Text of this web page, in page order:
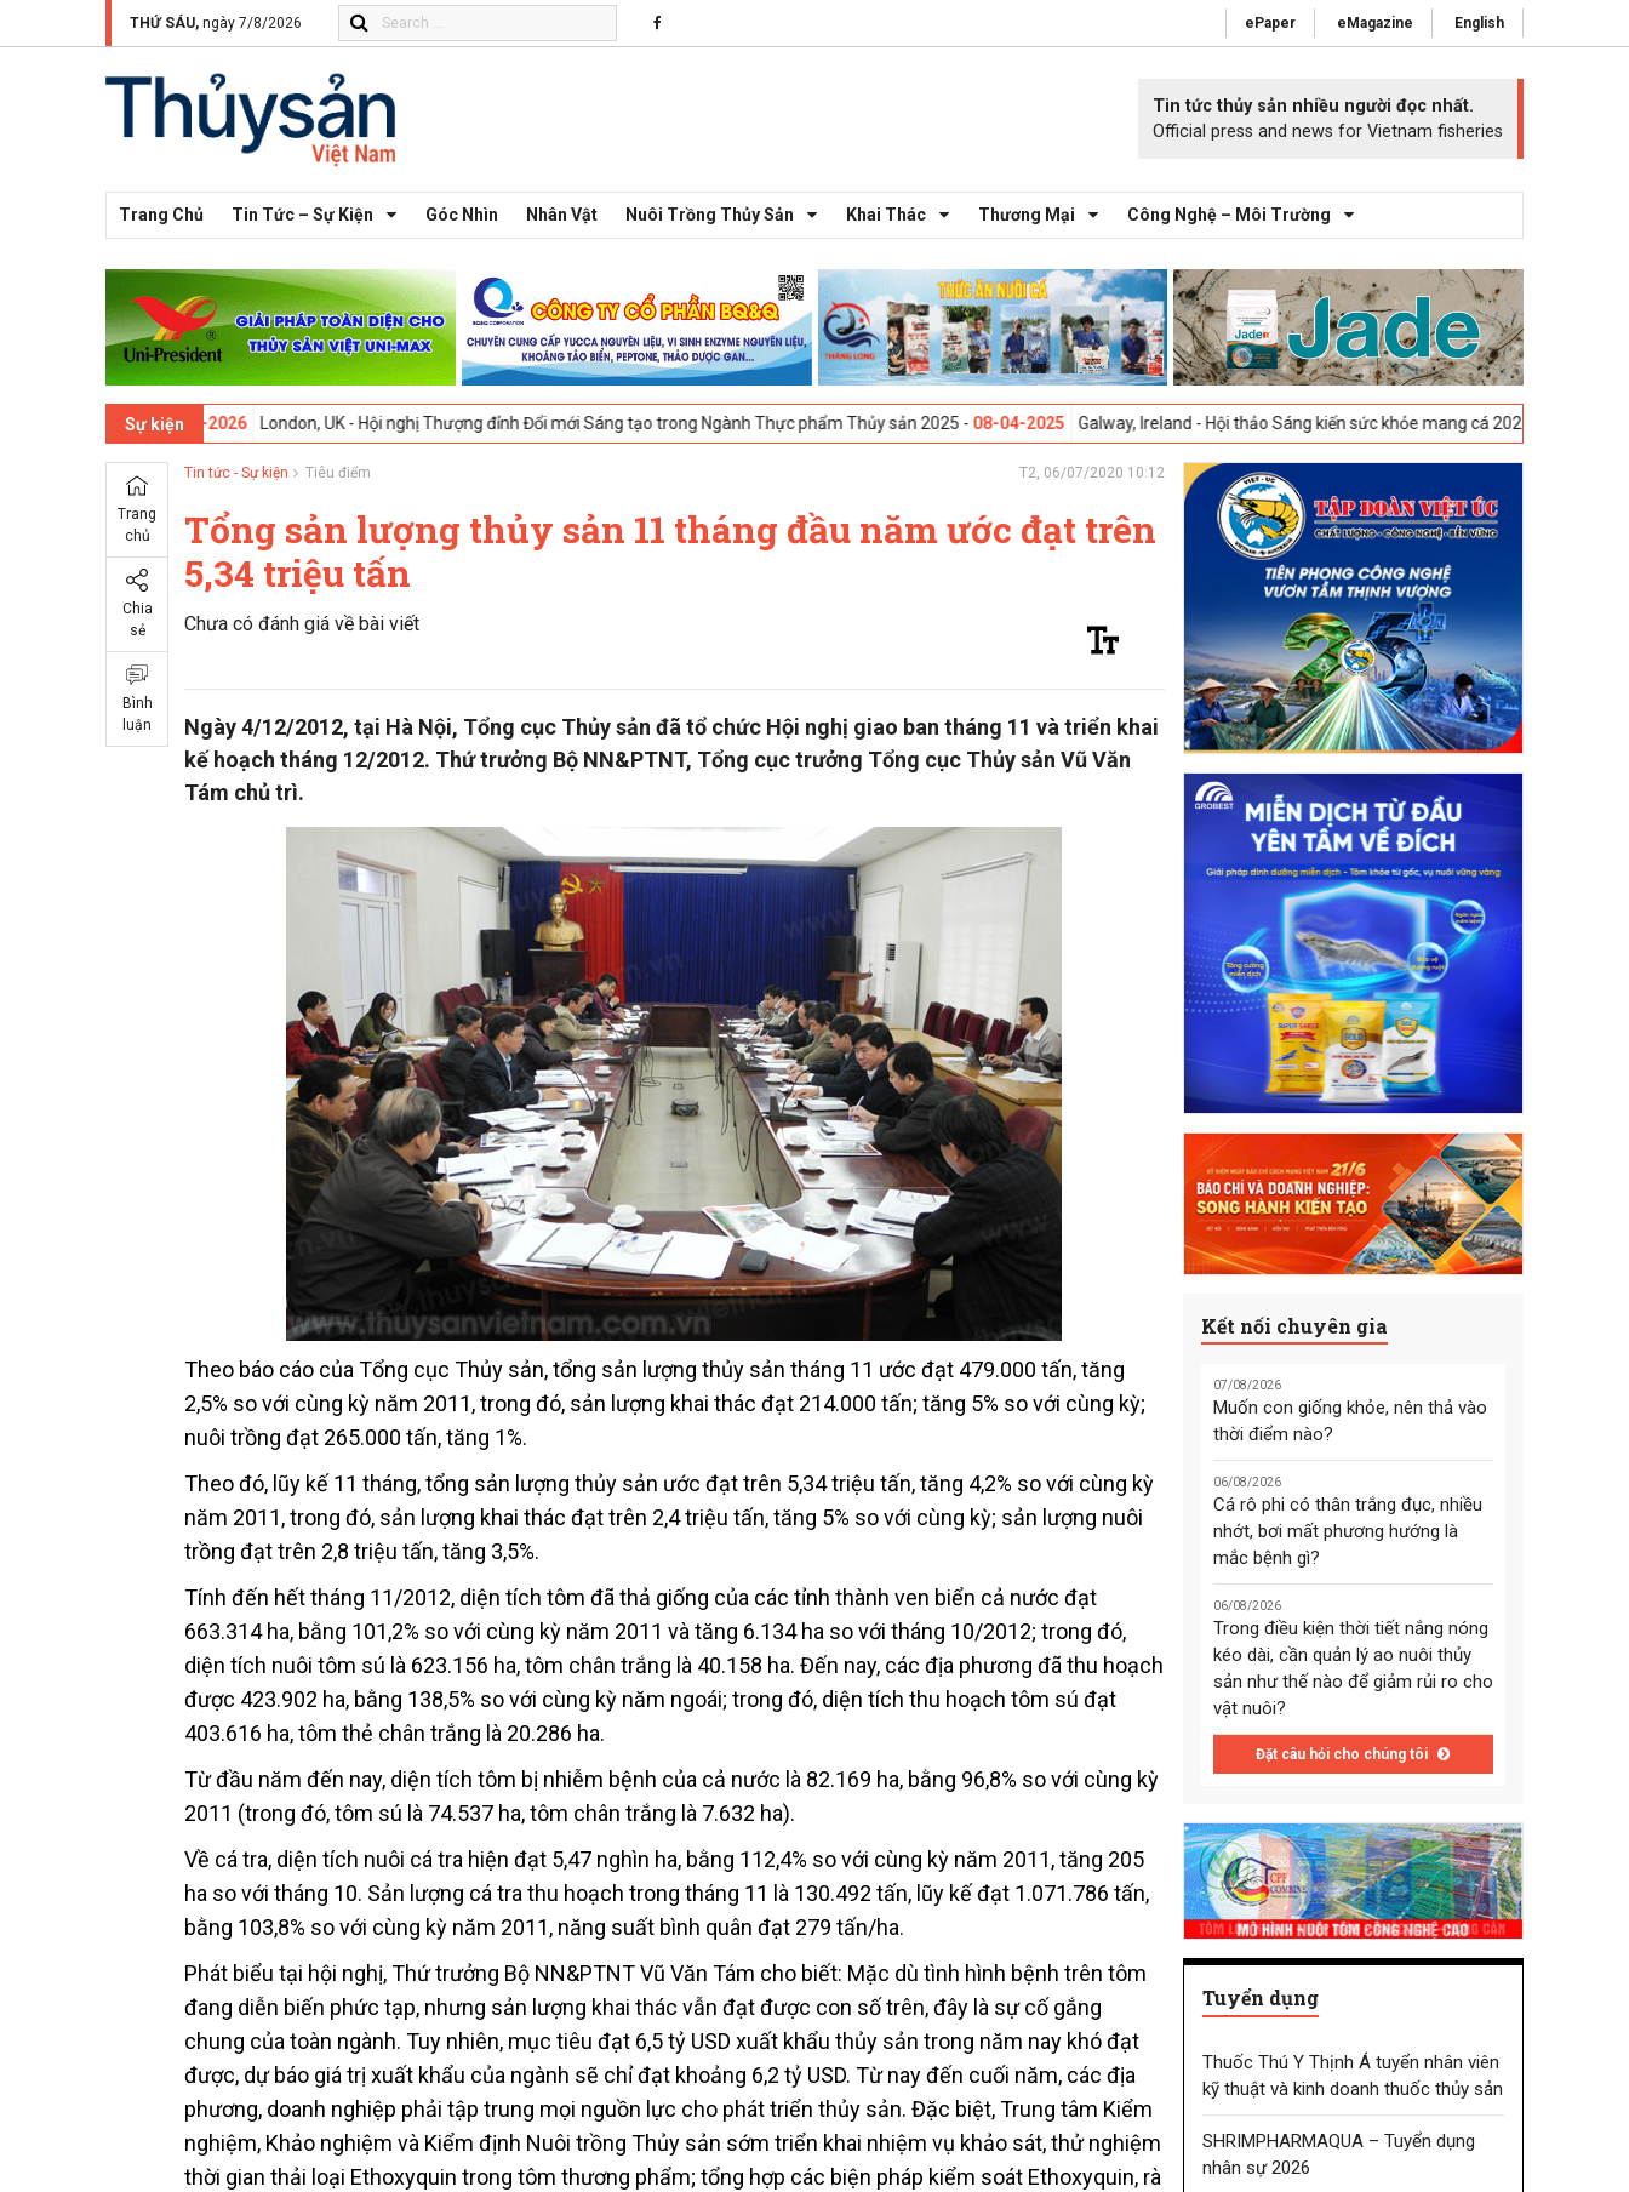
THỨ SÁU, ngày 7/8/2026 ePaper eMagazine English
Tin tức thủy sản nhiều người đọc nhất.
Official press and news for Vietnam fisheries
Trang Chủ Tin Tức – Sự Kiện Góc Nhìn Nhân Vật Nuôi Trồng Thủy Sản Khai Thác Thương Mại Công Nghệ – Môi Trường
Sự kiện
09-02-2026 London, UK - Hội nghị Thượng đỉnh Đổi mới Sáng tạo trong Ngành Thực phẩm Thủy sản 2025 -08-04-2025 Galway, Ireland - Hội thảo Sáng kiến sức khỏe mang cá 2025 -23-04-2025
Trang
chủ
Chia
sẻ
Bình
luận
Tin tức - Sự kiện Tiêu điểm T2, 06/07/2020 10:12
Tổng sản lượng thủy sản 11 tháng đầu năm ước đạt trên
5,34 triệu tấn
Chưa có đánh giá về bài viết
Ngày 4/12/2012, tại Hà Nội, Tổng cục Thủy sản đã tổ chức Hội nghị giao ban tháng 11 và triển khai
kế hoạch tháng 12/2012. Thứ trưởng Bộ NN&PTNT, Tổng cục trưởng Tổng cục Thủy sản Vũ Văn
Tám chủ trì.
Theo báo cáo của Tổng cục Thủy sản, tổng sản lượng thủy sản tháng 11 ước đạt 479.000 tấn, tăng
2,5% so với cùng kỳ năm 2011, trong đó, sản lượng khai thác đạt 214.000 tấn; tăng 5% so với cùng kỳ;
nuôi trồng đạt 265.000 tấn, tăng 1%.
Theo đó, lũy kế 11 tháng, tổng sản lượng thủy sản ước đạt trên 5,34 triệu tấn, tăng 4,2% so với cùng kỳ
năm 2011, trong đó, sản lượng khai thác đạt trên 2,4 triệu tấn, tăng 5% so với cùng kỳ; sản lượng nuôi
trồng đạt trên 2,8 triệu tấn, tăng 3,5%.
Tính đến hết tháng 11/2012, diện tích tôm đã thả giống của các tỉnh thành ven biển cả nước đạt
663.314 ha, bằng 101,2% so với cùng kỳ năm 2011 và tăng 6.134 ha so với tháng 10/2012; trong đó,
diện tích nuôi tôm sú là 623.156 ha, tôm chân trắng là 40.158 ha. Đến nay, các địa phương đã thu hoạch
được 423.902 ha, bằng 138,5% so với cùng kỳ năm ngoái; trong đó, diện tích thu hoạch tôm sú đạt
403.616 ha, tôm thẻ chân trắng là 20.286 ha.
Từ đầu năm đến nay, diện tích tôm bị nhiễm bệnh của cả nước là 82.169 ha, bằng 96,8% so với cùng kỳ
2011 (trong đó, tôm sú là 74.537 ha, tôm chân trắng là 7.632 ha).
Về cá tra, diện tích nuôi cá tra hiện đạt 5,47 nghìn ha, bằng 112,4% so với cùng kỳ năm 2011, tăng 205
ha so với tháng 10. Sản lượng cá tra thu hoạch trong tháng 11 là 130.492 tấn, lũy kế đạt 1.071.786 tấn,
bằng 103,8% so với cùng kỳ năm 2011, năng suất bình quân đạt 279 tấn/ha.
Phát biểu tại hội nghị, Thứ trưởng Bộ NN&PTNT Vũ Văn Tám cho biết: Mặc dù tình hình bệnh trên tôm
đang diễn biến phức tạp, nhưng sản lượng khai thác vẫn đạt được con số trên, đây là sự cố gắng
chung của toàn ngành. Tuy nhiên, mục tiêu đạt 6,5 tỷ USD xuất khẩu thủy sản trong năm nay khó đạt
được, dự báo giá trị xuất khẩu của ngành sẽ chỉ đạt khoảng 6,2 tỷ USD. Từ nay đến cuối năm, các địa
phương, doanh nghiệp phải tập trung mọi nguồn lực cho phát triển thủy sản. Đặc biệt, Trung tâm Kiểm
nghiệm, Khảo nghiệm và Kiểm định Nuôi trồng Thủy sản sớm triển khai nhiệm vụ khảo sát, thử nghiệm
thời gian thải loại Ethoxyquin trong tôm thương phẩm; tổng hợp các biện pháp kiểm soát Ethoxyquin, rà
Kết nối chuyên gia
07/08/2026
Muốn con giống khỏe, nên thả vào
thời điểm nào?
06/08/2026
Cá rô phi có thân trắng đục, nhiều
nhớt, bơi mất phương hướng là
mắc bệnh gì?
06/08/2026
Trong điều kiện thời tiết nắng nóng
kéo dài, cần quản lý ao nuôi thủy
sản như thế nào để giảm rủi ro cho
vật nuôi?
Đặt câu hỏi cho chúng tôi
Tuyển dụng
Thuốc Thú Y Thịnh Á tuyển nhân viên
kỹ thuật và kinh doanh thuốc thủy sản
SHRIMPHARMAQUA – Tuyển dụng
nhân sự 2026